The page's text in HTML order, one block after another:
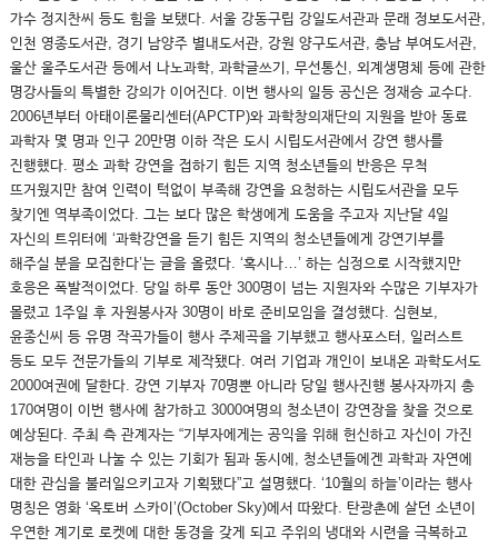
가수 정지찬씨 등도 힘을 보탰다. 서울 강동구립 강일도서관과 문래 정보도서관,
인천 영종도서관, 경기 남양주 별내도서관, 강원 양구도서관, 충남 부여도서관,
울산 울주도서관 등에서 나노과학, 과학글쓰기, 무선통신, 외계생명체 등에 관한
명강사들의 특별한 강의가 이어진다. 이번 행사의 일등 공신은 정재승 교수다.
2006년부터 아태이론물리센터(APCTP)와 과학창의재단의 지원을 받아 동료
과학자 몇 명과 인구 20만명 이하 작은 도시 시립도서관에서 강연 행사를
진행했다. 평소 과학 강연을 접하기 힘든 지역 청소년들의 반응은 무척
뜨거웠지만 참여 인력이 턱없이 부족해 강연을 요청하는 시립도서관을 모두
찾기엔 역부족이었다. 그는 보다 많은 학생에게 도움을 주고자 지난달 4일
자신의 트위터에 ‘과학강연을 듣기 힘든 지역의 청소년들에게 강연기부를
해주실 분을 모집한다’는 글을 올렸다. ‘혹시나…’ 하는 심정으로 시작했지만
호응은 폭발적이었다. 당일 하루 동안 300명이 넘는 지원자와 수많은 기부자가
몰렸고 1주일 후 자원봉사자 30명이 바로 준비모임을 결성했다. 심현보,
윤종신씨 등 유명 작곡가들이 행사 주제곡을 기부했고 행사포스터, 일러스트
등도 모두 전문가들의 기부로 제작됐다. 여러 기업과 개인이 보내온 과학도서도
2000여권에 달한다. 강연 기부자 70명뿐 아니라 당일 행사진행 봉사자까지 총
170여명이 이번 행사에 참가하고 3000여명의 청소년이 강연장을 찾을 것으로
예상된다. 주최 측 관계자는 “기부자에게는 공익을 위해 헌신하고 자신이 가진
재능을 타인과 나눌 수 있는 기회가 됨과 동시에, 청소년들에겐 과학과 자연에
대한 관심을 불러일으키고자 기획됐다”고 설명했다. ‘10월의 하늘’이라는 행사
명칭은 영화 ‘옥토버 스카이’(October Sky)에서 따왔다. 탄광촌에 살던 소년이
우연한 계기로 로켓에 대한 동경을 갖게 되고 주위의 냉대와 시련을 극복하고